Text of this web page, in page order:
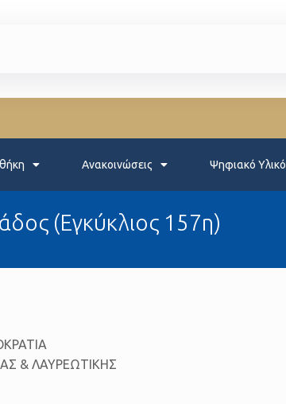
Ανακοινώσεις Ψηφιακό Υλικό
(Εγκύκλιος 157η)
& ΛΑΥΡΕΩΤΙΚΗΣ